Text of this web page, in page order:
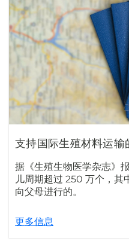
支持国际生殖材料运
据《生殖生物医学杂志》
儿周期超过 250 万个，其
向父母进行的。
更多信息